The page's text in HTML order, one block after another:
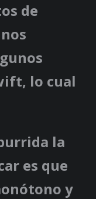
de
lo cual
la
es que
y